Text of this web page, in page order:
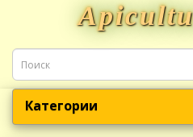
Категории